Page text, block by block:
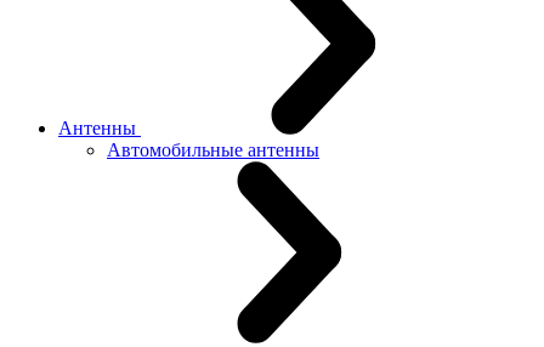
Антенны
Автомобильные антенны